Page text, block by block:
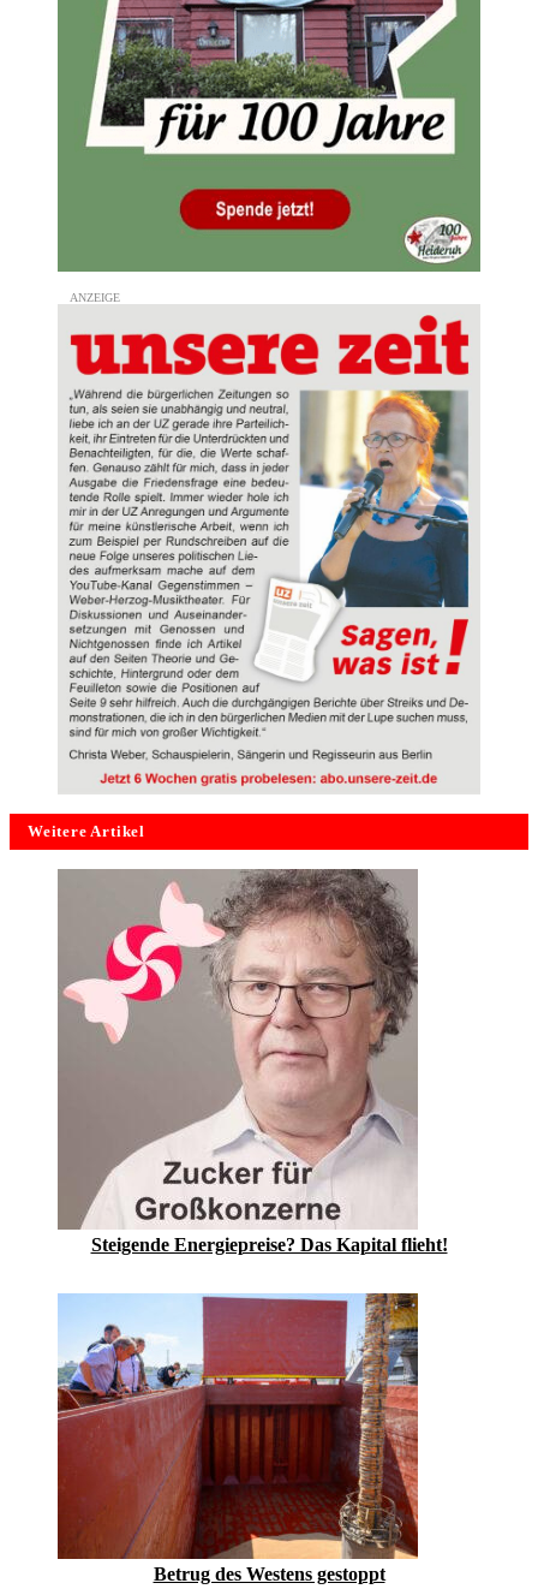
Weitere Artikel
Steigende Energiepreise? Das Kapital flieht!
Betrug des Westens gestoppt